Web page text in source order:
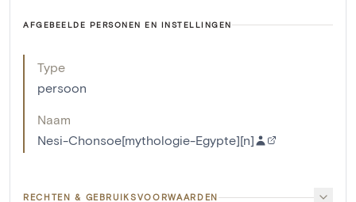
AFGEBEELDE PERSONEN EN INSTELLINGEN
Type
persoon
Naam
Nesi-Chonsoe[mythologie-Egypte][n]
RECHTEN & GEBRUIKSVOORWAARDEN